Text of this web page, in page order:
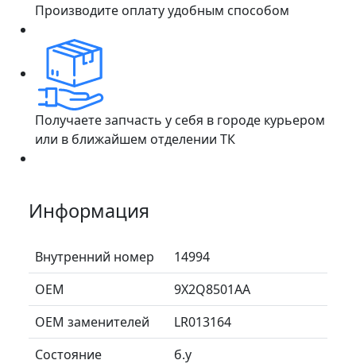
Производите оплату удобным способом
Получаете запчасть у себя в городе курьером
или в ближайшем отделении ТК
Информация
Внутренний номер
14994
ОЕМ
9X2Q8501AA
ОЕМ заменителей
LR013164
Состояние
б.у